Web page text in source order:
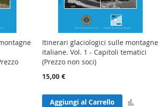
Itinerari glaciologici sulle montagne
italiane. Vol. 1 - Capitoli tematici
(Prezzo non soci)
15,00 €
Aggiungi al Carrello